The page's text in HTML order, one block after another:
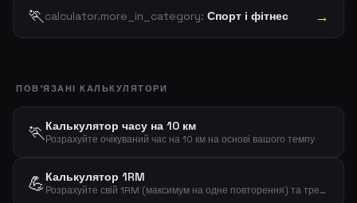
🏃calculator.more_in_category: Спорт і фітнес →
ПОВ'ЯЗАНІ КАЛЬКУЛЯТОРИ
🏃Калькулятор часу на 10 км
Розрахуйте очікуваний час на 10 км на основі вашого темпу
💪Калькулятор 1RM
Розрахуйте свій 1RM (максимум на одне повторення) та тренувальні відсотки за вагою та повтореннями